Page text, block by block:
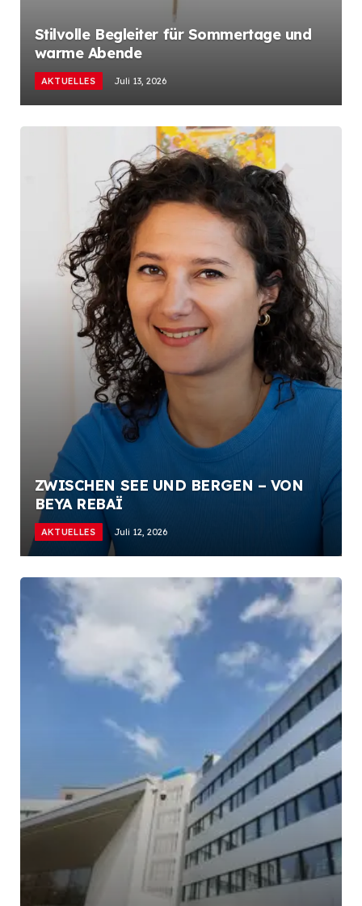
Stilvolle Begleiter für Sommertage und
warme Abende
AKTUELLES Juli 13, 2026
ZWISCHEN SEE UND BERGEN – VON
BEYA REBAÏ
AKTUELLES Juli 12, 2026